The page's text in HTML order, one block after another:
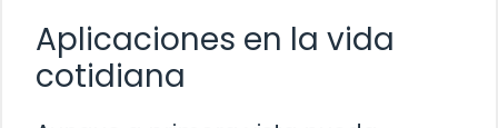
Aplicaciones en la vida
cotidiana